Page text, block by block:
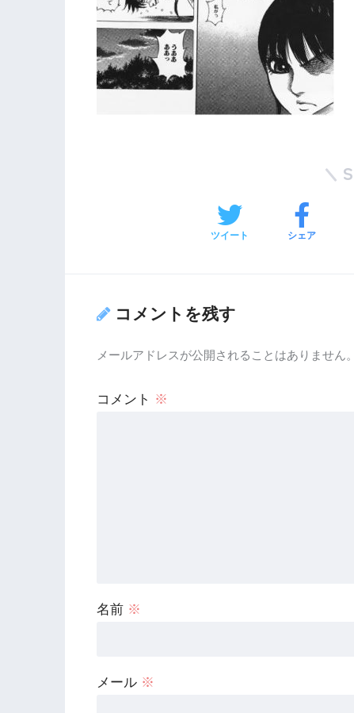
ツイート シェア
コメントを残す
メールアドレスが公開されることはありません。
コメント ※
名前 ※
メール ※